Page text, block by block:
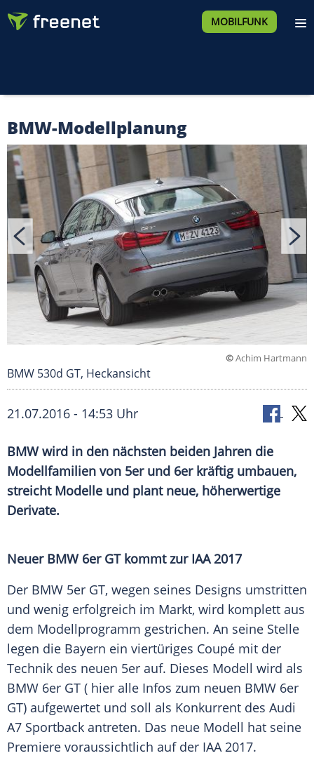
MOBILFUNK
BMW-Modellplanung
©Achim Hartmann
BMW 530d GT, Heckansicht
21.07.2016 - 14:53 Uhr
BMW wird in den nächsten beiden Jahren die
Modellfamilien von 5er und 6er kräftig umbauen,
streicht Modelle und plant neue, höherwertige
Derivate.
Neuer BMW6er GTkommt zur IAA2017
Der BMW 5er GT, wegen seines Designs umstritten
und wenig erfolgreich im Markt, wird komplett aus
dem Modellprogramm gestrichen. An seine Stelle
legen die Bayern ein viertüriges Coupé mit der
Technik des neuen 5er auf. Dieses Modell wird als
BMW 6er GT ( hier alle Infos zum neuen BMW 6er
GT) aufgewertet und soll als Konkurrent des Audi
A7 Sportback antreten. Das neue Modell hat seine
Premiere voraussichtlich auf der IAA2017.